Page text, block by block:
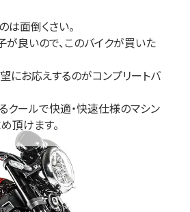
は面倒くさい。
が良いので、このバイクが買いた
にお応えするのがコンプリートバ
クールで快適・快速仕様のマシン
頂けます。